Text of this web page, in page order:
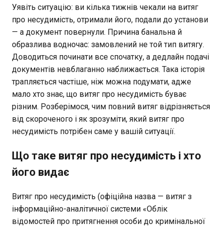
Уявіть ситуацію: ви кілька тижнів чекали на витяг
про несудимість, отримали його, подали до установи
— а документ повернули. Причина банальна й
образлива водночас: замовлений не той тип витягу.
Доводиться починати все спочатку, а дедлайн подачі
документів невблаганно наближається. Така історія
трапляється частіше, ніж можна подумати, адже
мало хто знає, що витяг про несудимість буває
різним. Розберімося, чим повний витяг відрізняється
від скороченого і як зрозуміти, який витяг про
несудимість потрібен саме у вашій ситуації.
Що таке витяг про несудимість і хто
його видає
Витяг про несудимість (офіційна назва — витяг з
інформаційно-аналітичної системи «Облік
відомостей про притягнення особи до кримінальної